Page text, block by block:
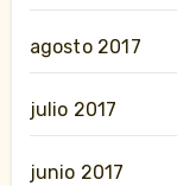
agosto 2017
julio 2017
junio 2017